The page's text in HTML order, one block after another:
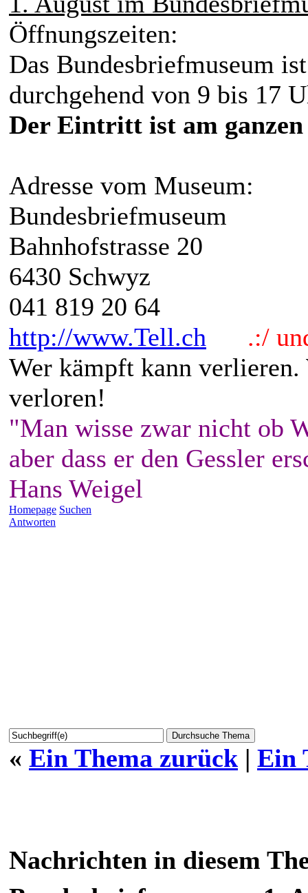
Öffnungszeiten:
Das Bundesbriefmuseum
durchgehend von 9 bis 17
Der Eintritt ist am
Adresse vom Museum:
Bundesbriefmuseum
Bahnhofstrasse 20
6430 Schwyz
041 819 20 64
http://www.Tell.ch
.:/
Wer kämpft kann
verloren!
"Man wisse zwar nicht ob
aber dass er den Gessler
Hans Weigel
Homepage Suchen
Antworten
« Ein Thema zurück | Ein
Nachrichten in diesem